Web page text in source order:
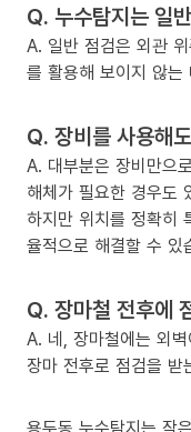
Q. 누수탐지는 일
A. 일반 점검은 외관
를 활용해 보이지 않는
Q. 장비를 사용해
A. 대부분은 장비만으
해체가 필요한 경우도
하지만 위치를 정확히
율적으로 해결할 수 있
Q. 장마철 전후에
A. 네, 장마철에는 외
장마 전후로 점검을 받